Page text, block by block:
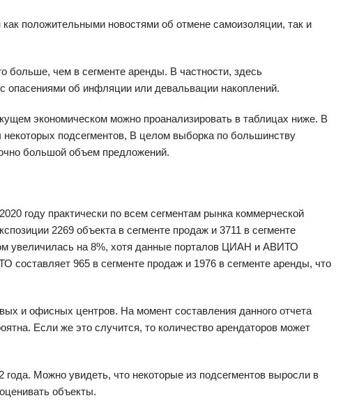
положительными новостями об отмене самоизоляции, так и
больше, чем в сегменте аренды. В частности, здесь
опасениями об инфляции или девальвации накоплений.
экономическом можно проанализировать в таблицах ниже. В
подсегментов, В целом выборка по большинству
большой объем предложений.
году практически по всем сегментам рынка коммерческой
2269 объекта в сегменте продаж и 3711 в сегменте
увеличилась на 8%, хотя данные порталов ЦИАН и АВИТО
составляет 965 в сегменте продаж и 1976 в сегменте аренды, что
и офисных центров. На момент составления данного отчета
Если же это случится, то количество арендаторов может
Можно увидеть, что некоторые из подсегментов выросли в
объекты.